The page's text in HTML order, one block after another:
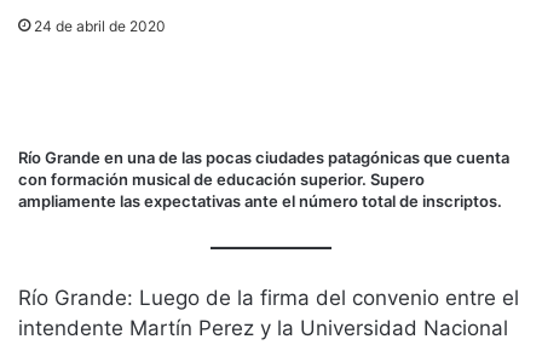
24 de abril de 2020
Río Grande en una de las pocas ciudades patagónicas que cuenta
con formación musical de educación superior. Supero
ampliamente las expectativas ante el número total de inscriptos.
Río Grande: Luego de la firma del convenio entre el
intendente Martín Perez y la Universidad Nacional